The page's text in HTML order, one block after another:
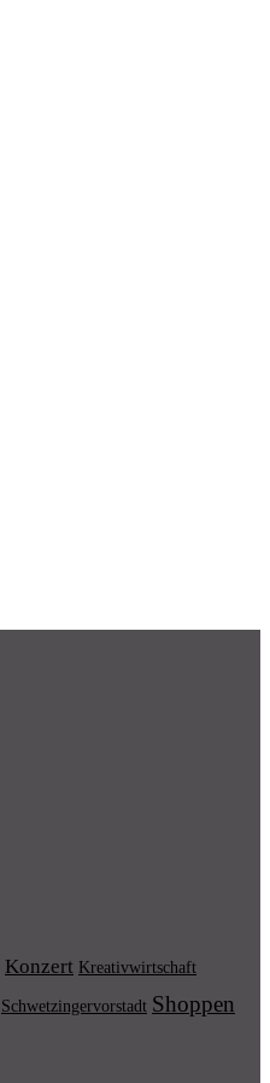
Konzert Kreativwirtschaft
Schwetzingervorstadt Shoppen